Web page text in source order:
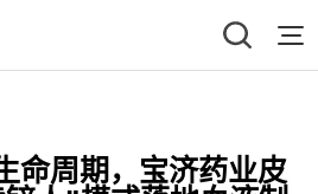
命周期，宝济药业皮